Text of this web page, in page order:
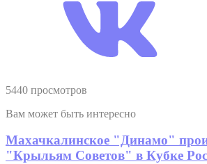
5440 просмотров
Вам может быть интересно
Махачкалинское "Динамо"
"Крыльям Советов" в Кубке